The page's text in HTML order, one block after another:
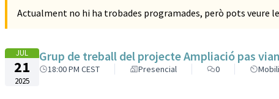
Actualment no hi ha trobades programades, però pots veure
JUL
21
2025
Grup de treball del projecte Ampliació pas
18:00 PM CEST Presencial 0